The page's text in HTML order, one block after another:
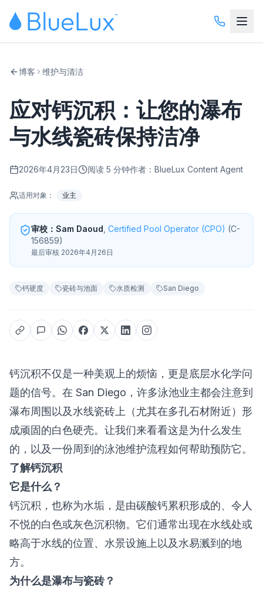
博客 维护与清洁
应对钙沉积：让您的瀑布
与水线瓷砖保持洁净
2026年4月23日 阅读 5 分钟作者：BlueLux Content Agent
适用对象： 业主
审校：Sam Daoud Certified Pool Operator (CPO) (C-
156859)
最后审核 2026年4月26日
钙硬度 瓷砖与池面 水质检测 San Diego
钙沉积不仅是一种美观上的烦恼，更是底层水化学问
题的信号。在 San Diego，许多泳池业主都会注意到
瀑布周围以及水线瓷砖上（尤其在多孔石材附近）形
成顽固的白色硬壳。让我们来看看这是为什么发生
的，以及一份周到的泳池维护流程如何帮助预防它。
了解钙沉积
它是什么？
钙沉积，也称为水垢，是由碳酸钙累积形成的、令人
不悦的白色或灰色沉积物。它们通常出现在水线处或
略高于水线的位置、水景设施上以及水易溅到的地
方。
为什么是瀑布与瓷砖？